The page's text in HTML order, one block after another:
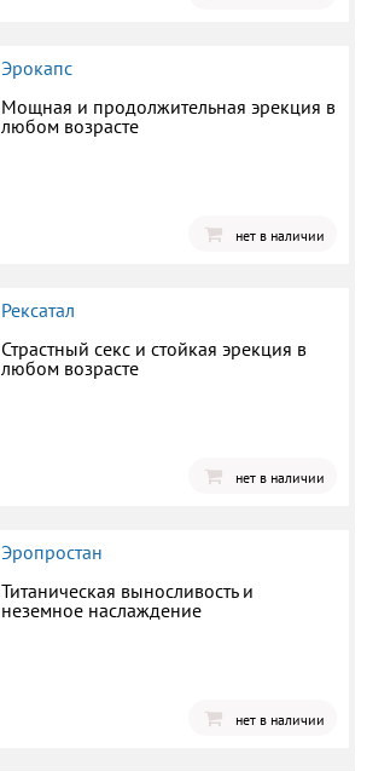
Эрокапс
Мощная и продолжительная эрекция в
любом возрасте
нет в наличии
Рексатал
Страстный секс и стойкая эрекция в
любом возрасте
нет в наличии
Эропростан
Титаническая выносливость и
неземное наслаждение
нет в наличии